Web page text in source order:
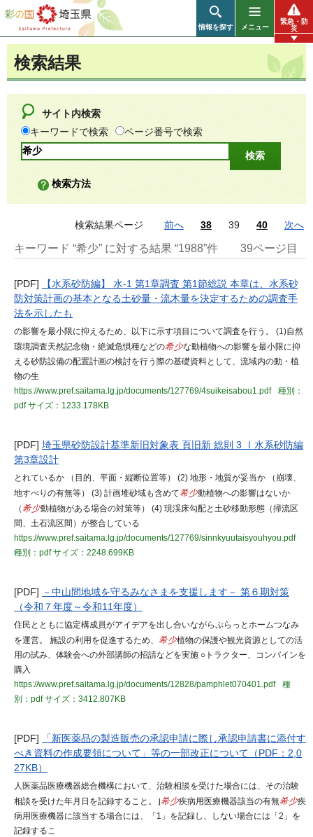
彩の国 埼玉県
情報を探す メニュー
緊急・防
災
検索結果
サイト内検索
キーワードで検索
ページ番号で検索
検索方法
検索結果ページ 前へ 38 39 40 次へ
キーワード “希少” に対する結果 “1988”件 39ページ目
[PDF]
【水系砂防編】 水-1 第1章調査 第1節総説 本章は、水系砂
防対策計画の基本となる土砂量・流木量を決定するための調査手
法を示したも
の影響を最小限に抑えるため、以下に示す項目について調査を行う。 (1)自然
環境調査天然記念物・絶滅危惧種などの希少な動植物への影響を最小限に抑
える砂防設備の配置計画の検討を行う際の基礎資料として、流域内の動・植
物の生
https://www.pref.saitama.lg.jp/documents/127769/4suikeisabou1.pdf
種別：
pdfサイズ：1233.178KB
[PDF] 埼玉県砂防設計基準新旧対象表 頁旧新 総則 3 Ⅰ水系砂防編
第3章設計
とれているか （目的、平面・縦断位置等） (2) 地形・地質が妥当か （崩壊、
地すべりの有無等） (3) 計画堆砂域も含めて希少動植物への影響はないか
（希少動植物がある場合の対策等） (4) 現渓床勾配と土砂移動形態（掃流区
間、土石流区間）が整合している
https://www.pref.saitama.lg.jp/documents/127769/sinnkyuutaisyouhyou.pdf
種別：pdfサイズ：2248.699KB
[PDF] －中山間地域を守るみなさまを支援します－ 第６期対策
（令和７年度～令和11年度）
住民とともに協定構成員がアイデアを出し合いながらぷらっとホームつなみ
を運営。 施設の利用を促進するため、 希少植物の保護や観光資源としての活
用の試み、体験会への外部講師の招請などを実施 ○トラクター、コンバインを
購入
https://www.pref.saitama.lg.jp/documents/12828/pamphlet070401.pdf
種
別：pdfサイズ：3412.807KB
[PDF]
「新医薬品の製造販売の承認申請に際し承認申請書に添付す
べき資料の作成要領について」等の一部改正について（PDF：2,0
27KB）
人医薬品医療機器総合機構において、治験相談を受けた場合には、その治験
相談を受けた年月日を記録すること。 j希少疾病用医療機器該当の有無希少疾
病用医療機器に該当する場合には、「1」を記録し、しない場合には「2」を
記録するこ